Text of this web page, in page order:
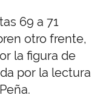
69 a 71
otro frente,
la figura de
por la lectura